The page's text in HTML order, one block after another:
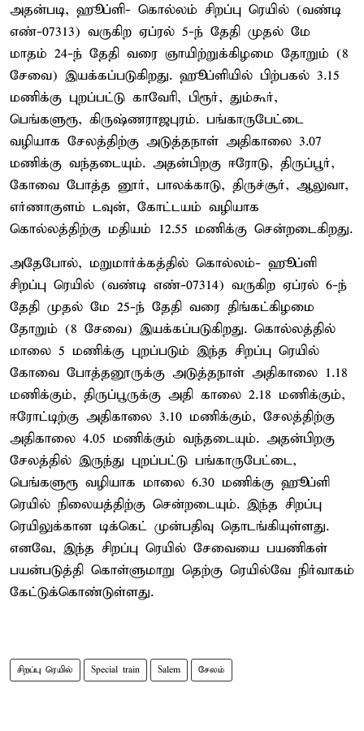
அதன்படி, ஹூப்ளி- கொல்லம் சிறப்பு ரெயில் (வண்டி
எண்-07313) வருகிற ஏப்ரல் 5-ந் தேதி முதல் மே
மாதம் 24-ந் தேதி வரை ஞாயிற்றுக்கிழமை தோறும் (8
சேவை) இயக்கப்படுகிறது. ஹூப்ளியில் பிற்பகல் 3.15
மணிக்கு புறப்பட்டு காவேரி, பிரூர், தும்கூர்,
பெங்களுரூ, கிருஷ்ணராஜபுரம். பங்காருபேட்டை
வழியாக சேலத்திற்கு அடுத்தநாள் அதிகாலை 3.07
மணிக்கு வந்தடையும். அதன்பிறகு ஈரோடு, திருப்பூர்,
கோவை போத்த னூர், பாலக்காடு, திருச்சூர், ஆலுவா,
எர்ணாகுளம் டவுன், கோட்டயம் வழியாக
கொல்லத்திற்கு மதியம் 12.55 மணிக்கு சென்றடைகிறது.
அதேபோல், மறுமார்க்கத்தில் கொல்லம்- ஹூப்ளி
சிறப்பு ரெயில் (வண்டி எண்-07314) வருகிற ஏப்ரல் 6-ந்
தேதி முதல் மே 25-ந் தேதி வரை திங்கட்கிழமை
தோறும் (8 சேவை) இயக்கப்படுகிறது. கொல்லத்தில்
மாலை 5 மணிக்கு புறப்படும் இந்த சிறப்பு ரெயில்
கோவை போத்தனூருக்கு அடுத்தநாள் அதிகாலை 1.18
மணிக்கும், திருப்பூருக்கு அதி காலை 2.18 மணிக்கும்,
ஈரோட்டிற்கு அதிகாலை 3.10 மணிக்கும், சேலத்திற்கு
அதிகாலை 4.05 மணிக்கும் வந்தடையும். அதன்பிறகு
சேலத்தில் இருந்து புறப்பட்டு பங்காருபேட்டை,
பெங்களுரூ வழியாக மாலை 6.30 மணிக்கு ஹூப்ளி
ரெயில் நிலையத்திற்கு சென்றடையும். இந்த சிறப்பு
ரெயிலுக்கான டிக்கெட் முன்பதிவு தொடங்கியுள்ளது.
எனவே, இந்த சிறப்பு ரெயில் சேவையை பயணிகள்
பயன்படுத்தி கொள்ளுமாறு தெற்கு ரெயில்வே நிர்வாகம்
கேட்டுக்கொண்டுள்ளது.
சிறப்பு ரெயில் Special train Salem சேலம்